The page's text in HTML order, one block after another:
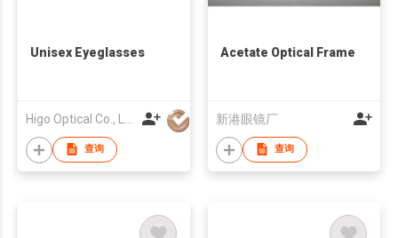
Unisex Eyeglasses
查询
Acetate Optical Frame
新港眼镜厂
查询